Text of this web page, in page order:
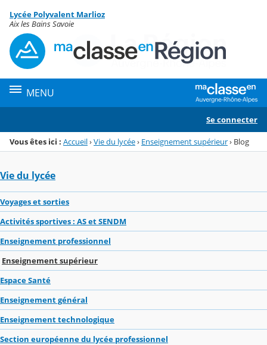
Menu de la rubrique
Contenu
Lycée Polyvalent Marlioz
Aix les Bains Savoie
MENU
Se connecter
Vous êtes ici : Accueil›Vie du lycée› Enseignement supérieur› Blog
Vie du lycée
Voyages et sorties
Activités sportives : AS et SENDM
Enseignement professionnel
Enseignement supérieur
Espace Santé
Enseignement général
Enseignement technologique
Section européenne du lycée professionnel